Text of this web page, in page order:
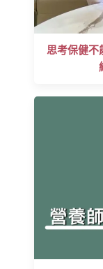
思考保健不